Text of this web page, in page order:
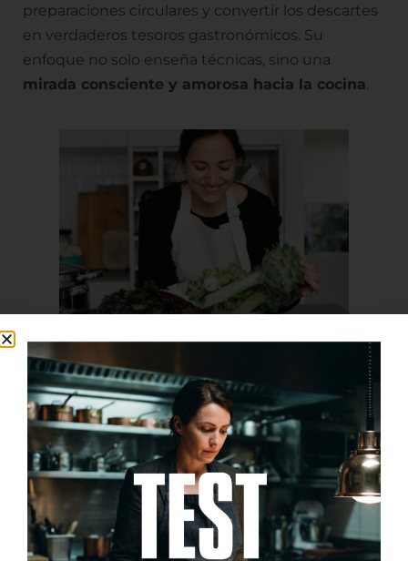
preparaciones circulares y convertir los descartes
en verdaderos tesoros gastronómicos. Su
enfoque no solo enseña técnicas, sino una
mirada consciente y amorosa hacia la cocina
Receta sencilla de
cocina sin
desperdicios: Sopa
cremosa de tallos y
hojas